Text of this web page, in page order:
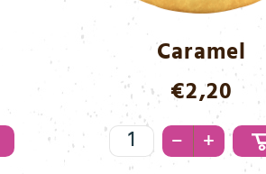
Caramel
€2,20
Caramel
Menge
– +